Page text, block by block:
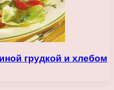
грудкой и хлебом